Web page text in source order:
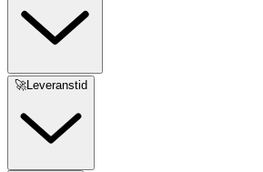
🚀Leveranstid